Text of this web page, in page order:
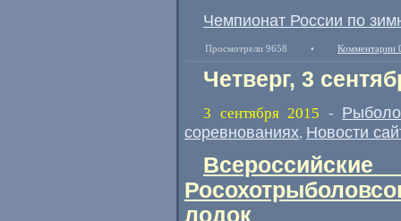
Чемпионат России по
Просмотрели 9658 • Комментарии
Четверг, 3
3 сентября 2015 -
соревнованиях, Новости
лодок